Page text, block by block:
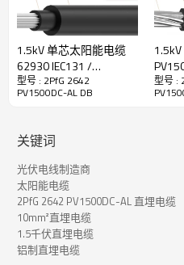
·阻燃剂符合EC 60332-1标准
· 钢丝铠装带，适用于接地和保护
2PfG 2642 PV1500DC-AL
额定温度
测试电压
额定电压
1.5kV 单芯太阳能电缆
62930 IEC131 /
H1Z2Z2-K TÜV
型号 : 2PfG 2642
PV1500DC-AL DB
电缆
型号 :
关键词
光伏电线制造商
太阳能电缆
2PfG 2642 PV1500DC-AL 直埋电缆
10mm²直埋电缆
1.5千伏直埋电缆
铝制直埋电缆